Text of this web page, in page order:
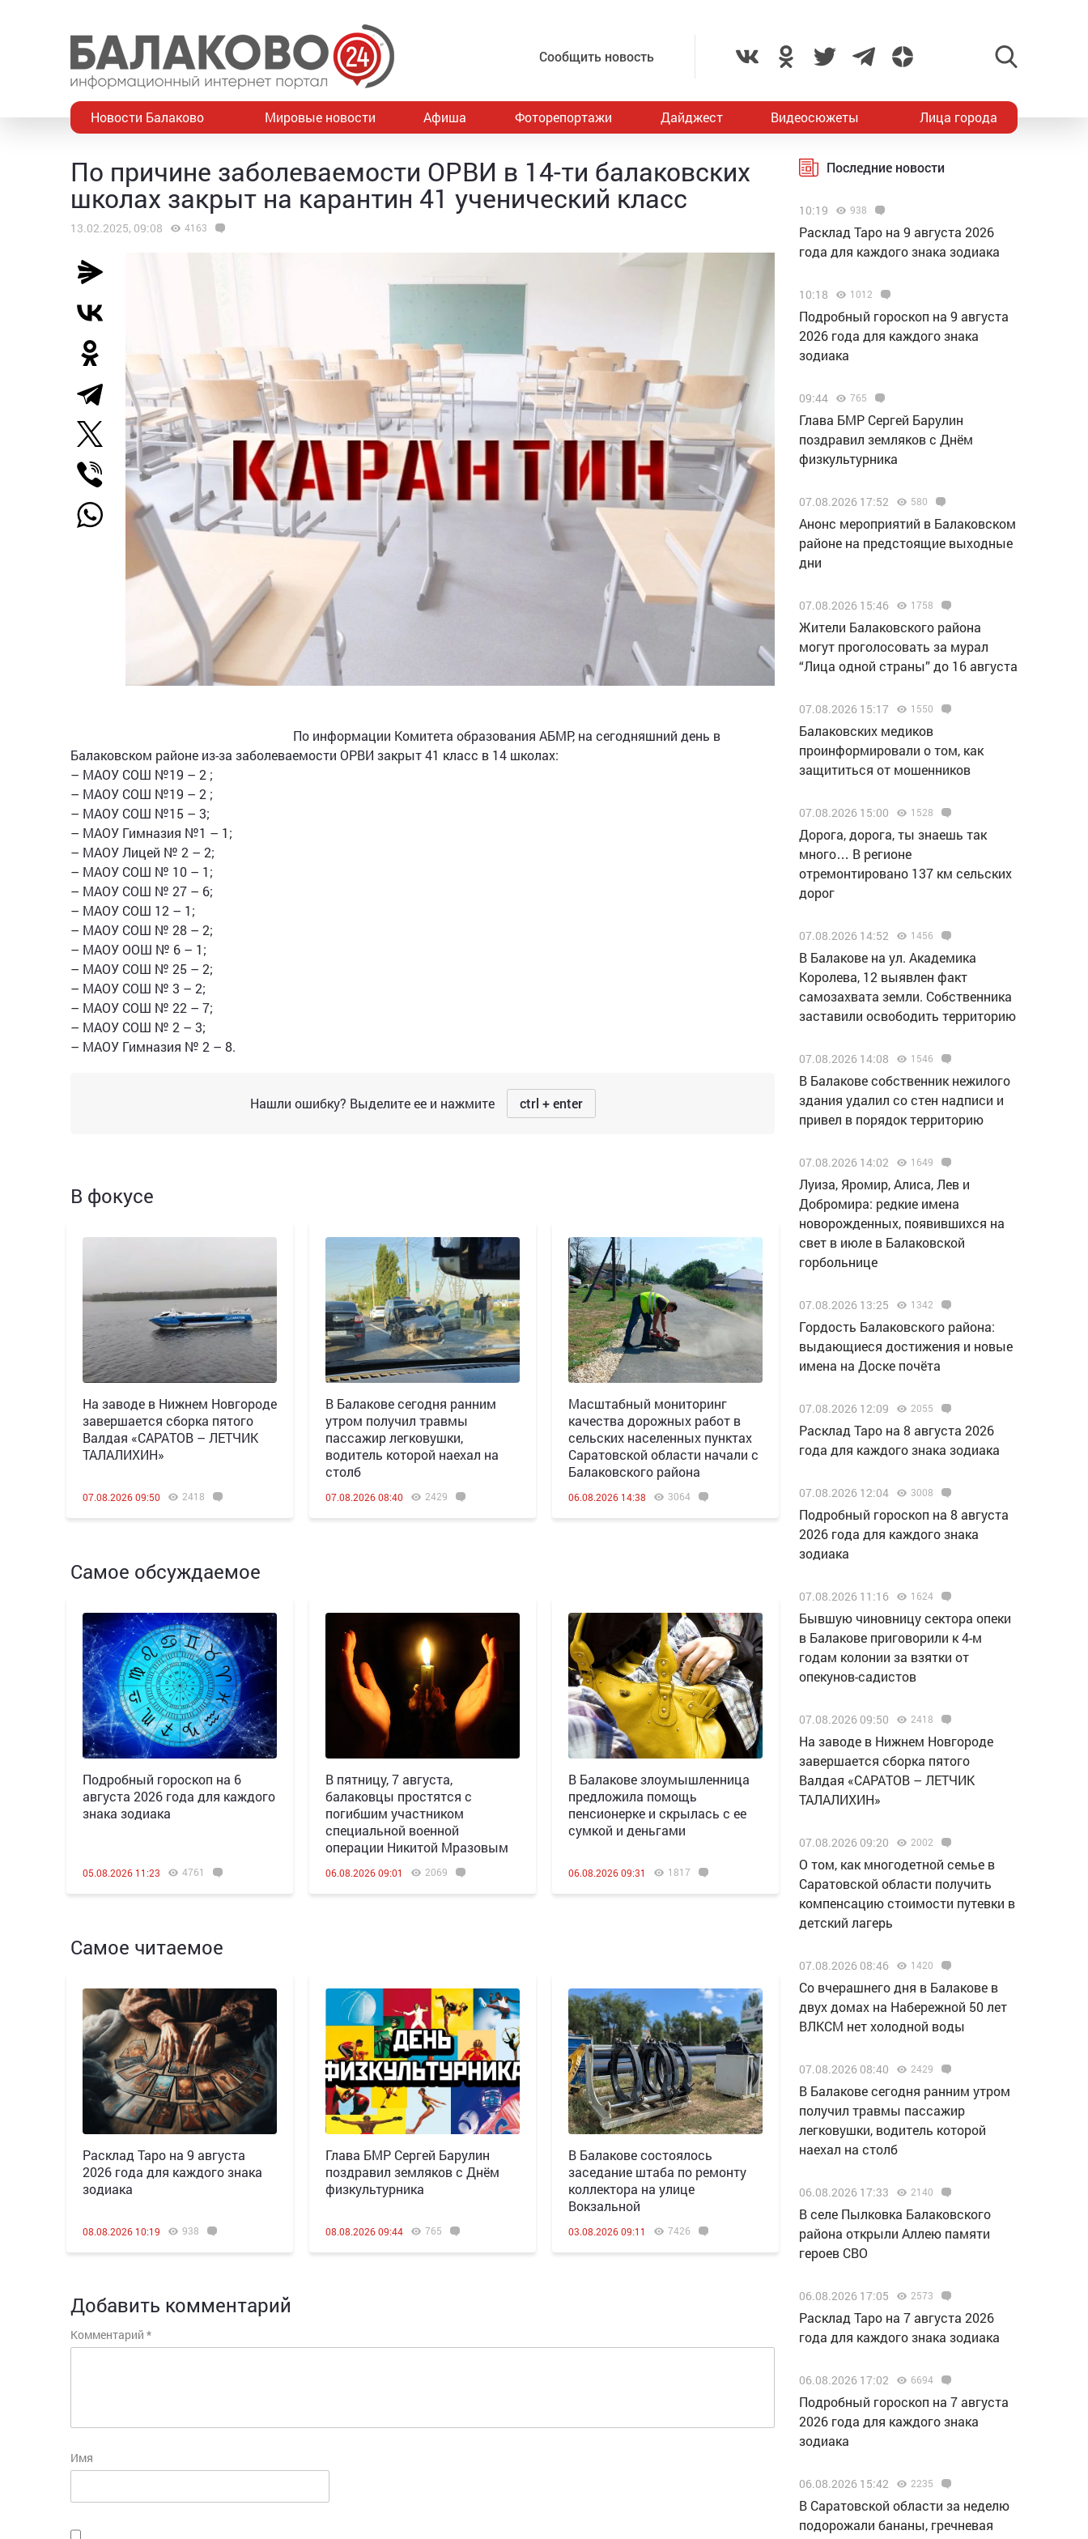
Сообщить новость
Новости Балаково Мировые новости Афиша Фоторепортажи Дайджест Видеосюжеты Лица города
По причине заболеваемости ОРВИ в 14-ти балаковских
школах закрыт на карантин 41 ученический класс
13.02.2025, 09:08 4163
По информации Комитета образования АБМР, на сегодняшний день в
Балаковском районе из-за заболеваемости ОРВИ закрыт 41 класс в 14 школах:
– МАОУ СОШ №19 – 2 ;
– МАОУ СОШ №19 – 2 ;
– МАОУ СОШ №15 – 3;
– МАОУ Гимназия №1 – 1;
– МАОУ Лицей № 2 – 2;
– МАОУ СОШ № 10 – 1;
– МАОУ СОШ № 27 – 6;
– МАОУ СОШ 12 – 1;
– МАОУ СОШ № 28 – 2;
– МАОУ ООШ № 6 – 1;
– МАОУ СОШ № 25 – 2;
– МАОУ СОШ № 3 – 2;
– МАОУ СОШ № 22 – 7;
– МАОУ СОШ № 2 – 3;
– МАОУ Гимназия № 2 – 8.
Нашли ошибку? Выделите ее и нажмите ctrl + enter
В фокусе
Н️а заводе в Нижнем Новгороде
завершается сборка пятого
Валдая «САРАТОВ – ЛЕТЧИК
ТАЛАЛИХИН»
07.08.2026 09:50 2418
В Балакове сегодня ранним
утром получил травмы
пассажир легковушки,
водитель которой наехал на
столб
07.08.2026 08:40 2429
Масштабный мониторинг
качества дорожных работ в
сельских населенных пунктах
Саратовской области начали с
Балаковского района
06.08.2026 14:38 3064
Самое обсуждаемое
Подробный гороскоп на 6
августа 2026 года для каждого
знака зодиака
05.08.2026 11:23 4761
В пятницу, 7 августа,
балаковцы простятся с
погибшим участником
специальной военной
операции Никитой Мразовым
06.08.2026 09:01 2069
В Балакове злоумышленница
предложила помощь
пенсионерке и скрылась с ее
сумкой и деньгами
06.08.2026 09:31 1817
Самое читаемое
Расклад Таро на 9 августа
2026 года для каждого знака
зодиака
08.08.2026 10:19 938
Глава БМР Сергей Барулин
поздравил земляков с Днём
физкультурника
08.08.2026 09:44 765
В Балакове состоялось
заседание штаба по ремонту
коллектора на улице
Вокзальной
03.08.2026 09:11 7426
Добавить комментарий
Комментарий *
Имя
Последние новости
10:19 938
Расклад Таро на 9 августа 2026
года для каждого знака зодиака
10:18 1012
Подробный гороскоп на 9 августа
2026 года для каждого знака
зодиака
09:44 765
Глава БМР Сергей Барулин
поздравил земляков с Днём
физкультурника
07.08.2026 17:52 580
Анонс мероприятий в Балаковском
районе на предстоящие выходные
дни
07.08.2026 15:46 1758
Жители Балаковского района
могут проголосовать за мурал
“Лица одной страны” до 16 августа
07.08.2026 15:17 1550
Балаковских медиков
проинформировали о том, как
защититься от мошенников
07.08.2026 15:00 1528
Дорога, дорога, ты знаешь так
много… В регионе
отремонтировано 137 км сельских
дорог
07.08.2026 14:52 1456
В Балакове на ул. Академика
Королева, 12 выявлен факт
самозахвата земли. Собственника
заставили освободить территорию
07.08.2026 14:08 1546
В Балакове собственник нежилого
здания удалил со стен надписи и
привел в порядок территорию
07.08.2026 14:02 1649
Луиза, Яромир, Алиса, Лев и
Добромира: редкие имена
новорожденных, появившихся на
свет в июле в Балаковской
горбольнице
07.08.2026 13:25 1342
Гордость Балаковского района:
выдающиеся достижения и новые
имена на Доске почёта
07.08.2026 12:09 2055
Расклад Таро на 8 августа 2026
года для каждого знака зодиака
07.08.2026 12:04 3008
Подробный гороскоп на 8 августа
2026 года для каждого знака
зодиака
07.08.2026 11:16 1624
Бывшую чиновницу сектора опеки
в Балакове приговорили к 4-м
годам колонии за взятки от
опекунов-садистов
07.08.2026 09:50 2418
Н️а заводе в Нижнем Новгороде
завершается сборка пятого
Валдая «САРАТОВ – ЛЕТЧИК
ТАЛАЛИХИН»
07.08.2026 09:20 2002
О том, как многодетной семье в
Саратовской области получить
компенсацию стоимости путевки в
детский лагерь
07.08.2026 08:46 1420
Со вчерашнего дня в Балакове в
двух домах на Набережной 50 лет
ВЛКСМ нет холодной воды
07.08.2026 08:40 2429
В Балакове сегодня ранним утром
получил травмы пассажир
легковушки, водитель которой
наехал на столб
06.08.2026 17:33 2140
В селе Пылковка Балаковского
района открыли Аллею памяти
героев СВО
06.08.2026 17:05 2573
Расклад Таро на 7 августа 2026
года для каждого знака зодиака
06.08.2026 17:02 6694
Подробный гороскоп на 7 августа
2026 года для каждого знака
зодиака
06.08.2026 15:42 2235
В Саратовской области за неделю
подорожали бананы, гречневая